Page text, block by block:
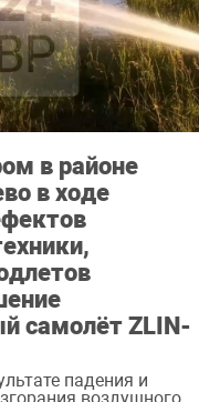
в районе
в ходе
самолёт ZLIN-
падения и